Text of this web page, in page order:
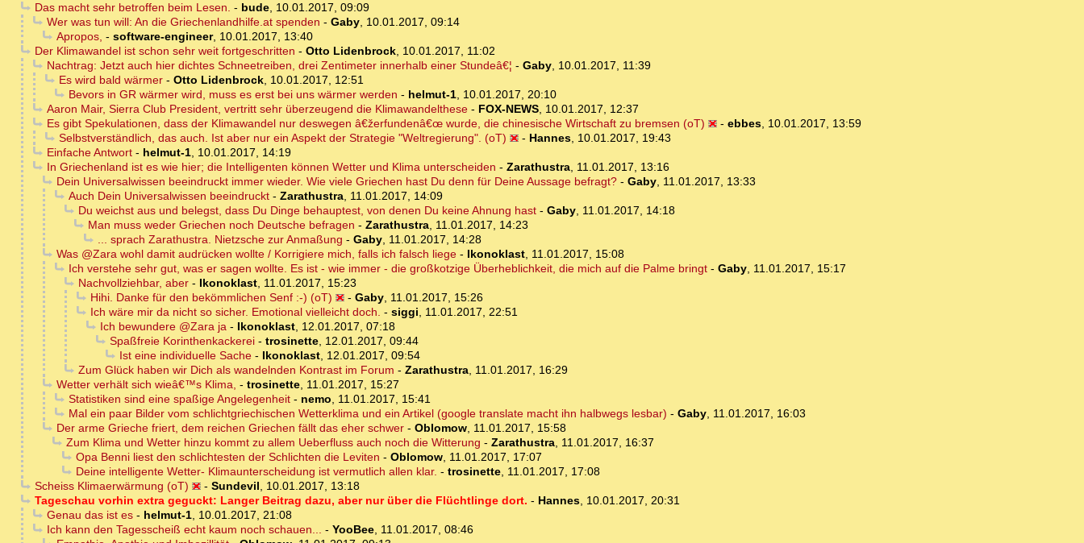
Das macht sehr betroffen beim Lesen. - bude, 10.01.2017, 09:09
Wer was tun will: An die Griechenlandhilfe.at spenden - Gaby, 10.01.2017, 09:14
Apropos, - software-engineer, 10.01.2017, 13:40
Der Klimawandel ist schon sehr weit fortgeschritten - Otto Lidenbrock, 10.01.2017, 11:02
Nachtrag: Jetzt auch hier dichtes Schneetreiben, drei Zentimeter innerhalb einer Stundeâ€¦ - Gaby, 10.01.2017, 11:39
Es wird bald wärmer- Otto Lidenbrock, 10.01.2017, 12:51
Bevors in GR wärmer wird, muss es erst bei uns wärmer werden - helmut-1, 10.01.2017, 20:10
Aaron Mair, Sierra Club President, vertritt sehr überzeugend die Klimawandelthese- FOX-NEWS, 10.01.2017, 12:37
Es gibt Spekulationen, dass der Klimawandel nur deswegen â€žerfundenâ€œ wurde, die chinesische Wirtschaft zu bremsen (oT)
- ebbes, 10.01.2017, 13:59
Selbstverständlich, das auch. Ist aber nur ein Aspekt der Strategie "Weltregierung". (oT)
- Hannes, 10.01.2017, 19:43
Einfache Antwort- helmut-1, 10.01.2017, 14:19
In Griechenland ist es wie hier; die Intelligenten können Wetter und Klima unterscheiden - Zarathustra, 11.01.2017, 13:16
Dein Universalwissen beeindruckt immer wieder. Wie viele Griechen hast Du denn für Deine Aussage befragt?- Gaby, 11.01.2017, 13:33
Auch Dein Universalwissen beeindruckt- Zarathustra, 11.01.2017, 14:09
Du weichst aus und belegst, dass Du Dinge behauptest, von denen Du keine Ahnung hast- Gaby, 11.01.2017, 14:18
Man muss weder Griechen noch Deutsche befragen - Zarathustra, 11.01.2017, 14:23
... sprach Zarathustra. Nietzsche zur Anmaßung - Gaby, 11.01.2017, 14:28
Was @Zara wohl damit audrücken wollte / Korrigiere mich, falls ich falsch liege- Ikonoklast, 11.01.2017, 15:08
Ich verstehe sehr gut, was er sagen wollte. Es ist - wie immer - die großkotzige Überheblichkeit, die mich auf die Palme bringt- Gaby, 11.01.2017, 15:17
Nachvollziehbar, aber- Ikonoklast, 11.01.2017, 15:23
Hihi. Danke für den bekömmlichen Senf :-) (oT)
- Gaby, 11.01.2017, 15:26
Ich wäre mir da nicht so sicher. Emotional vielleicht doch. - siggi, 11.01.2017, 22:51
Ich bewundere @Zara ja- Ikonoklast, 12.01.2017, 07:18
Spaßfreie Korinthenkackerei- trosinette, 12.01.2017, 09:44
Ist eine individuelle Sache- Ikonoklast, 12.01.2017, 09:54
Zum Glück haben wir Dich als wandelnden Kontrast im Forum - Zarathustra, 11.01.2017, 16:29
Wetter verhält sich wieâ€™s Klima, - trosinette, 11.01.2017, 15:27
Statistiken sind eine spaßige Angelegenheit- nemo, 11.01.2017, 15:41
Mal ein paar Bilder vom schlichtgriechischen Wetterklima und ein Artikel (google translate macht ihn halbwegs lesbar) - Gaby, 11.01.2017, 16:03
Der arme Grieche friert, dem reichen Griechen fällt das eher schwer- Oblomow, 11.01.2017, 15:58
Zum Klima und Wetter hinzu kommt zu allem Ueberfluss auch noch die Witterung - Zarathustra, 11.01.2017, 16:37
Opa Benni liest den schlichtesten der Schlichten die Leviten - Oblomow, 11.01.2017, 17:07
Deine intelligente Wetter- Klimaunterscheidung ist vermutlich allen klar. - trosinette, 11.01.2017, 17:08
Scheiss Klimaerwärmung (oT)
- Sundevil, 10.01.2017, 13:18
Tageschau vorhin extra geguckt: Langer Beitrag dazu, aber nur über die Flüchtlinge dort. - Hannes, 10.01.2017, 20:31
Genau das ist es- helmut-1, 10.01.2017, 21:08
Ich kann den Tagesscheiß echt kaum noch schauen... - YooBee, 11.01.2017, 08:46